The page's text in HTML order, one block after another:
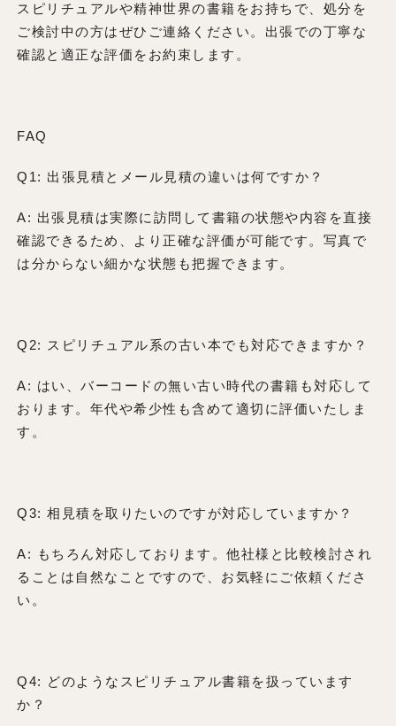
スピリチュアルや精神世界の書籍をお持ちで、処分を
ご検討中の方はぜひご連絡ください。出張での丁寧な
確認と適正な評価をお約束します。
FAQ
Q1: 出張見積とメール見積の違いは何ですか？
A: 出張見積は実際に訪問して書籍の状態や内容を直接
確認できるため、より正確な評価が可能です。写真で
は分からない細かな状態も把握できます。
Q2: スピリチュアル系の古い本でも対応できますか？
A: はい、バーコードの無い古い時代の書籍も対応して
おります。年代や希少性も含めて適切に評価いたしま
す。
Q3: 相見積を取りたいのですが対応していますか？
A: もちろん対応しております。他社様と比較検討され
ることは自然なことですので、お気軽にご依頼くださ
い。
Q4: どのようなスピリチュアル書籍を扱っています
か？